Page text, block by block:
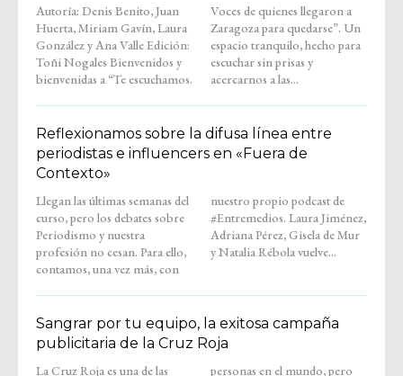
Autoría: Denis Benito, Juan
Huerta, Miriam Gavín, Laura
González y Ana Valle Edición:
Toñi Nogales Bienvenidos y
bienvenidas a “Te escuchamos.
Voces de quienes llegaron a
Zaragoza para quedarse”. Un
espacio tranquilo, hecho para
escuchar sin prisas y
acercarnos a las...
Reflexionamos sobre la difusa línea entre
periodistas e influencers en «Fuera de
Contexto»
Llegan las últimas semanas del
curso, pero los debates sobre
Periodismo y nuestra
profesión no cesan. Para ello,
contamos, una vez más, con
nuestro propio podcast de
#Entremedios. Laura Jiménez,
Adriana Pérez, Gisela de Mur
y Natalia Rébola vuelve...
Sangrar por tu equipo, la exitosa campaña
publicitaria de la Cruz Roja
La Cruz Roja es una de las
personas en el mundo, pero